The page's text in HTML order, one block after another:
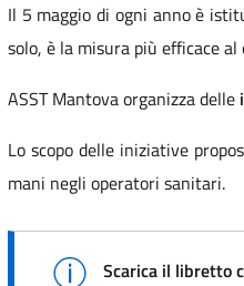
Il 5 maggio di ogni anno è
solo, è la misura più efficace
ASST Mantova organizza delle
Lo scopo delle iniziative
mani negli operatori sanitari.
Scarica il libretto